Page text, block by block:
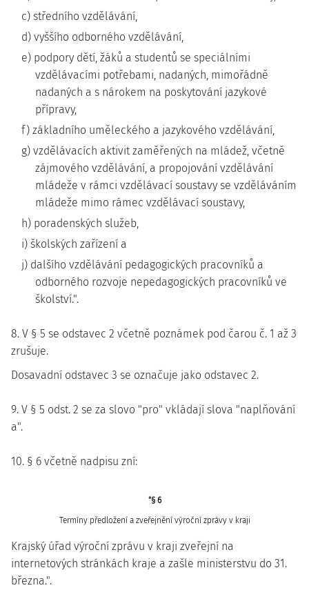
c) středního vzdělávání,
d) vyššího odborného vzdělávání,
e) podpory dětí, žáků a studentů se speciálními
vzdělávacími potřebami, nadaných, mimořádně
nadaných a s nárokem na poskytování jazykové
přípravy,
f) základního uměleckého a jazykového vzdělávání,
g) vzdělávacích aktivit zaměřených na mládež, včetně
zájmového vzdělávání, a propojování vzdělávání
mládeže v rámci vzdělávací soustavy se vzděláváním
mládeže mimo rámec vzdělávací soustavy,
h) poradenských služeb,
i) školských zařízení a
j) dalšího vzdělávání pedagogických pracovníků a
odborného rozvoje nepedagogických pracovníků ve
školství.".
8. V § 5 se odstavec 2 včetně poznámek pod čarou č. 1 až 3
zrušuje.
Dosavadní odstavec 3 se označuje jako odstavec 2.
9. V § 5 odst. 2 se za slovo "pro" vkládají slova "naplňování
a".
10. § 6 včetně nadpisu zní:
"§ 6
Termíny předložení a zveřejnění výroční zprávy v kraji
Krajský úřad výroční zprávu v kraji zveřejní na
internetových stránkách kraje a zašle ministerstvu do 31.
března.".